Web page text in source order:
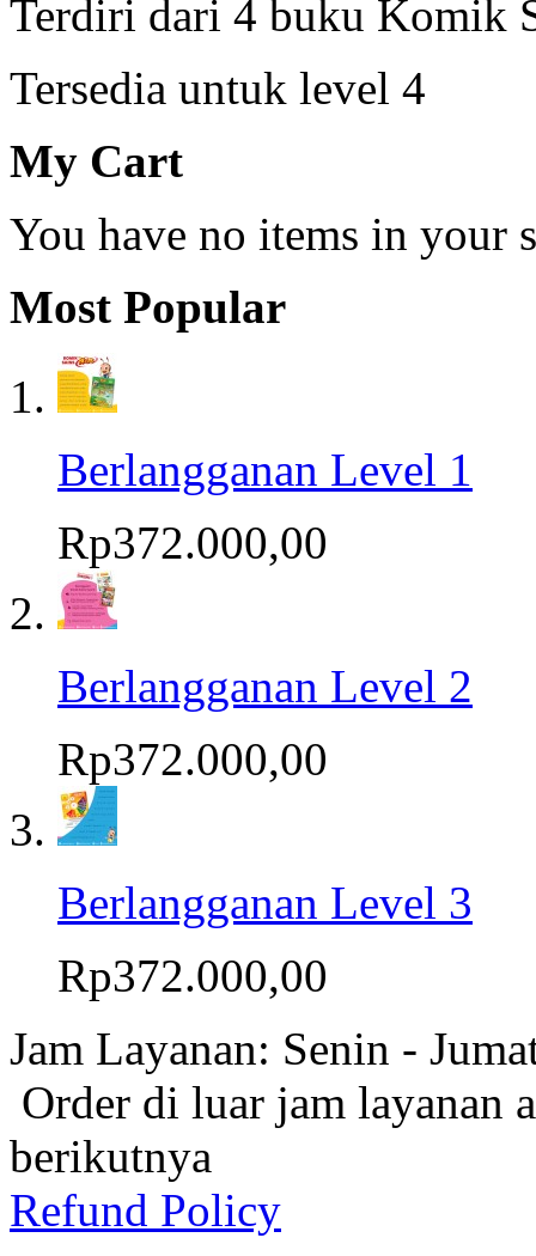
Terdiri dari 4 buku Komik
Tersedia untuk level 4
My Cart
You have no items in your
Most Popular
Berlangganan Level 1
Rp372.000,00
Berlangganan Level 2
Rp372.000,00
Berlangganan Level 3
Rp372.000,00
Jam Layanan: Senin -
Order di luar jam layanan
berikutnya
Refund Policy